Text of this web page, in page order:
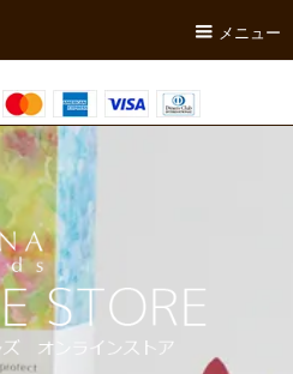
メニュー